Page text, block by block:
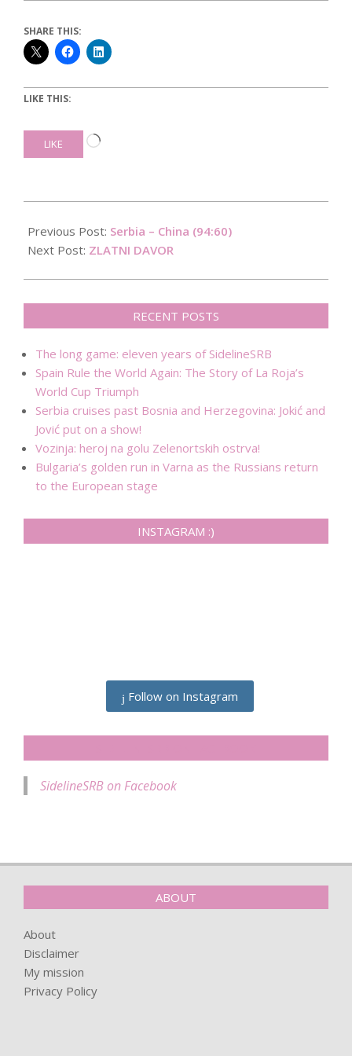
SHARE THIS:
LIKE THIS:
LIKE
Loading…
08-
16
Previous Post: Serbia – China (94:60)
Next Post: ZLATNI DAVOR
RECENT POSTS
The long game: eleven years of SidelineSRB
Spain Rule the World Again: The Story of La Roja’s
World Cup Triumph
Serbia cruises past Bosnia and Herzegovina: Jokić and
Jović put on a show!
Vozinja: heroj na golu Zelenortskih ostrva!
Bulgaria’s golden run in Varna as the Russians return
to the European stage
INSTAGRAM :)
Follow on Instagram
SidelineSRB on Facebook
ABOUT
About
Disclaimer
My mission
Privacy Policy